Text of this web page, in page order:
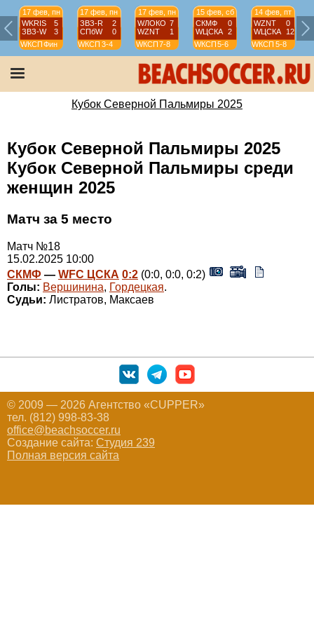
17 фев, пн
WKRIS
5
ЗВЗ-W
3
WКСПФин
17 фев, пн
ЗВЗ-R
2
СПбW
0
WКСП 3-4
17 фев, пн
WЛОКО 7
WZNT
1
WКСП 7-8
15 фев, сб
СКМФ
0
WЦСКА 2
WКСП5-6
14 фев, пт
WZNT
0
WЦСКА
12
WКСП 5-8
Кубок Северной Пальмиры 2025
Кубок Северной Пальмиры 2025
Кубок Северной Пальмиры среди
женщин 2025
Матч за 5 место
Матч №18
15.02.2025 10:00
СКМФ — WFC ЦСКА 0:2 (0:0, 0:0, 0:2)
Голы: Вершинина, Гордецкая.
Судьи: Листратов, Максаев
© 2009 — 2026 Агентство «CUPPER»
тел. (812) 998-83-38
office@beachsoccer.ru
Создание сайта: Студия 239
Полная версия сайта